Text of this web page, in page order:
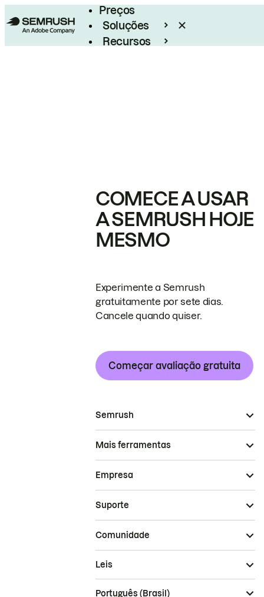
Preços
Soluções
Recursos
COMECE A USAR
A SEMRUSH HOJE
MESMO
Experimente a Semrush
gratuitamente por sete dias.
Cancele quando quiser.
Começar avaliação gratuita
Semrush
Mais ferramentas
Empresa
Suporte
Comunidade
Leis
Português (Brasil)